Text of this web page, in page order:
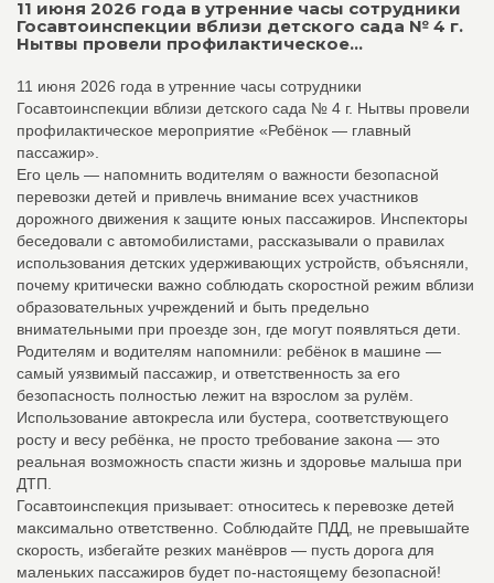
11 июня 2026 года в утренние часы сотрудники
Госавтоинспекции вблизи детского сада № 4 г.
Нытвы провели профилактическое...
11 июня 2026 года в утренние часы сотрудники
Госавтоинспекции вблизи детского сада № 4 г. Нытвы провели
профилактическое мероприятие «Ребёнок — главный
пассажир».
Его цель — напомнить водителям о важности безопасной
перевозки детей и привлечь внимание всех участников
дорожного движения к защите юных пассажиров. Инспекторы
беседовали с автомобилистами, рассказывали о правилах
использования детских удерживающих устройств, объясняли,
почему критически важно соблюдать скоростной режим вблизи
образовательных учреждений и быть предельно
внимательными при проезде зон, где могут появляться дети.
Родителям и водителям напомнили: ребёнок в машине —
самый уязвимый пассажир, и ответственность за его
безопасность полностью лежит на взрослом за рулём.
Использование автокресла или бустера, соответствующего
росту и весу ребёнка, не просто требование закона — это
реальная возможность спасти жизнь и здоровье малыша при
ДТП.
Госавтоинспекция призывает: относитесь к перевозке детей
максимально ответственно. Соблюдайте ПДД, не превышайте
скорость, избегайте резких манёвров — пусть дорога для
маленьких пассажиров будет по-настоящему безопасной!